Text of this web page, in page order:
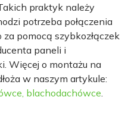
praktyk należy
potrzeba połączenia
pomocą szybkozłączek
paneli i
Więcej o montażu na
w naszym artykule:
blachodachówce